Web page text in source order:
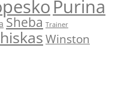
Purina
Sheba Trainer
Winston